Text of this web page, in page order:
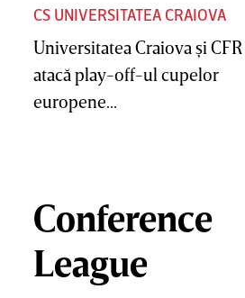
CS UNIVERSITATEA CRAIOVA
Universitatea Craiova şi
atacă play-off-ul cupelor
europene...
Conference
League